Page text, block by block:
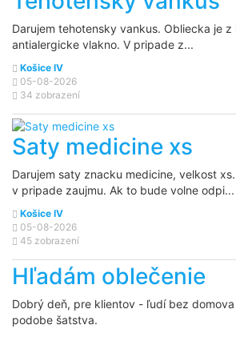
Darujem tehotensky vankus. Obliecka je
antialergicke vlakno. V pripade z...
Košice IV
05-08-2026
34 zobrazení
Saty medicine xs
Darujem saty znacku medicine, velkost
v pripade zaujmu. Ak to bude volne odpi...
Košice IV
05-08-2026
45 zobrazení
Hľadám oblečenie
Dobrý deň, pre klientov - ľudí bez
podobe šatstva.